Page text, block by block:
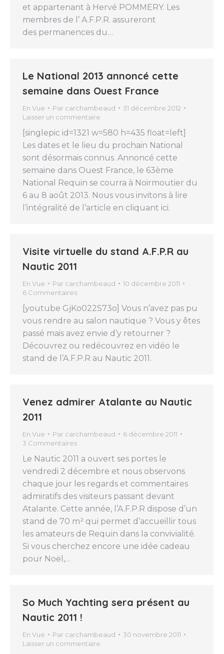
et appartenant à Hervé POMMERY. Les
membres de l’ A.F.P.R. assureront
des permanences du…
Le National 2013 annoncé cette
semaine dans Ouest France
En Vue Par carchambeaud
31 décembre 2012
Laisser un commentaire
[singlepic id=1321 w=580 h=435 float=left]
Les dates et le lieu du prochain National
sont désormais connus. Annoncé cette
semaine dans Ouest France, le 63ème
National Requin se courra à Noirmoutier du
6 au 8 août 2013. Nous vous invitons à lire
l’intégralité de l’article en cliquant ici.
Visite virtuelle du stand A.F.P.R au
Nautic 2011
En Vue Par carchambeaud
10 décembre 2011
6 Commentaires
[youtube GjKo022S73o] Vous n’avez pas pu
vous rendre au salon nautique ? Vous y êtes
passé mais avez envie d’y retourner ?
Découvrez ou redécouvrez en vidéo le
stand de l’A.F.P.R au Nautic 2011.
Venez admirer Atalante au Nautic
2011
En Vue Par carchambeaud
6 décembre 2011
3 Commentaires
Le Nautic 2011 a ouvert ses portes le
vendredi 2 décembre et nous observons
chaque jour les regards et commentaires
admiratifs des visiteurs passant devant
Atalante. Cette année, l’A.F.P.R dispose d’un
stand de 70 m² qui permet d’accueillir tous
les amateurs de Requin dans la convivialité.
Si vous cherchez encore une idée cadeau
pour Noël,…
So Much Yachting sera présent au
Nautic 2011 !
En Vue Par carchambeaud
30 novembre 2011
Laisser un commentaire